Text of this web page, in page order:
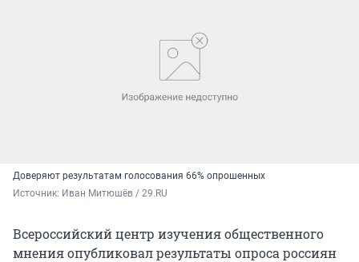
Доверяют результатам голосования 66% опрошенных
Источник: Иван Митюшёв / 29.RU
Всероссийский центр изучения общественного
мнения опубликовал результаты опроса россиян